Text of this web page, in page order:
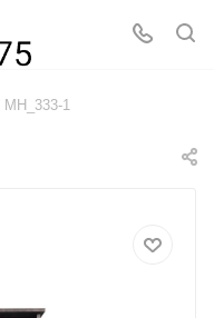
MH_333-1